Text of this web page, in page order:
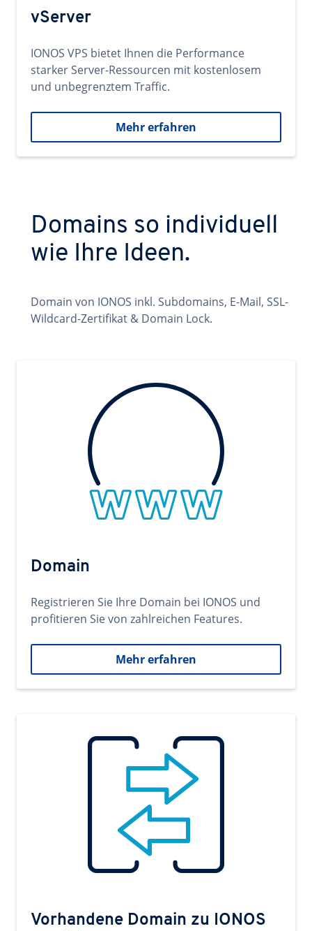
vServer
IONOS VPS bietet Ihnen die Performance
starker Server-Ressourcen mit kostenlosem
und unbegrenztem Traffic.
Mehr erfahren
Domains so individuell
wie Ihre Ideen.
Domain von IONOS inkl. Subdomains, E-Mail, SSL-
Wildcard-Zertifikat & Domain Lock.
Domain
Registrieren Sie Ihre Domain bei IONOS und
profitieren Sie von zahlreichen Features.
Mehr erfahren
Vorhandene Domain zu IONOS